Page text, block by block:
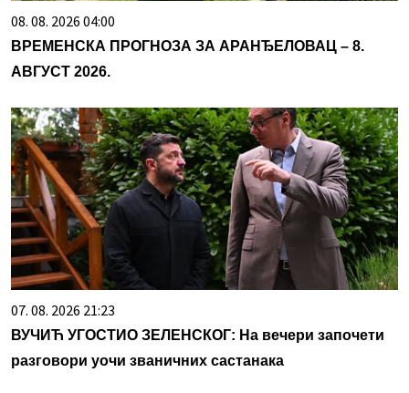
08. 08. 2026 04:00
ВРЕМЕНСКА ПРОГНОЗА ЗА АРАНЂЕЛОВАЦ – 8.
АВГУСТ 2026.
07. 08. 2026 21:23
ВУЧИЋ УГОСТИО ЗЕЛЕНСКОГ: На вечери започети
разговори уочи званичних састанака